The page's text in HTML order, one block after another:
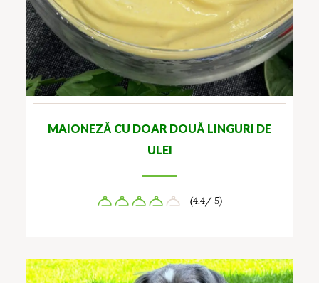
MAIONEZĂ CU DOAR DOUĂ LINGURI DE
ULEI
(4.4/ 5)